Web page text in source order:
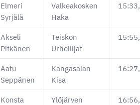
Elmeri
Syrjälä
Valkeakosken
Haka
Akseli
Pitkänen
Teiskon
Urheilijat
Aatu
Seppänen
Kangasalan
Kisa
Konsta
Ylöjärven